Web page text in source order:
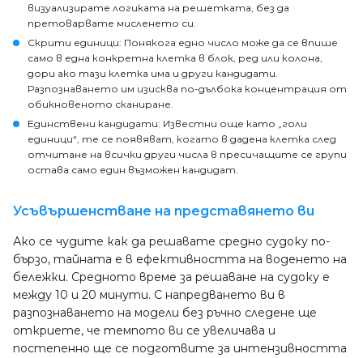
визуализирате логиката на решетката, без да
претоварвате мисленето си.
Скрити единици: Понякога едно число може да се впише
само в една конкретна клетка в блок, ред или колона,
дори ако тази клетка има и други кандидати.
Разпознаването им изисква по-дълбока концентрация от
обикновеното сканиране.
Единствени кандидати: Известни още като „голи
единици“, те се появяват, когато в дадена клетка след
отчитане на всички други числа в пресичащите се групи
остава само един възможен кандидат.
Усъвършенстване на представянето ви
Ако се чудите как да решавате средно судоку по-
бързо, тайната е в ефективността на воденето на
бележки. Средното време за решаване на судоку е
между 10 и 20 минути. С напредването ви в
разпознаването на модели без ръчно следене ще
откриете, че темпото ви се увеличава и
постепенно ще се подготвите за интензивността